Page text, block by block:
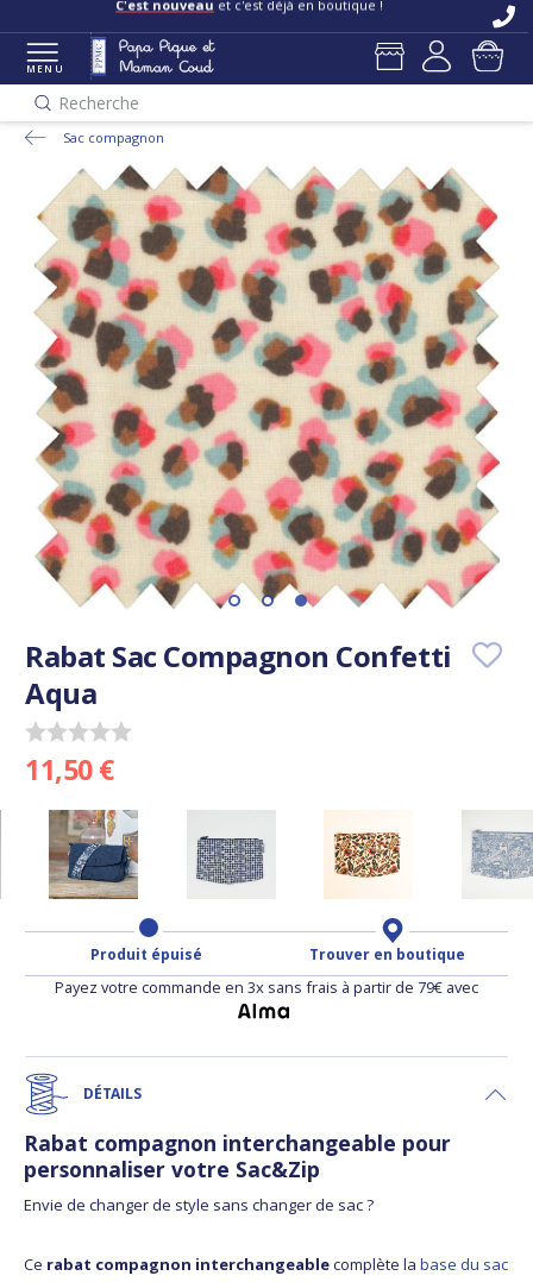
C'est nouveau et c'est déjà en boutique !
MENU
Recherche
Sac compagnon
Rabat Sac Compagnon Confetti
Aqua
11,50 €
Produit épuisé Trouver en boutique
Payez votre commande en 3x sans frais à partir de 79€ avec
DÉTAILS
Rabat compagnon interchangeable pour
personnaliser votre Sac&Zip
Envie de changer de style sans changer de sac ?
Ce rabat compagnon interchangeablecomplète la base du sac